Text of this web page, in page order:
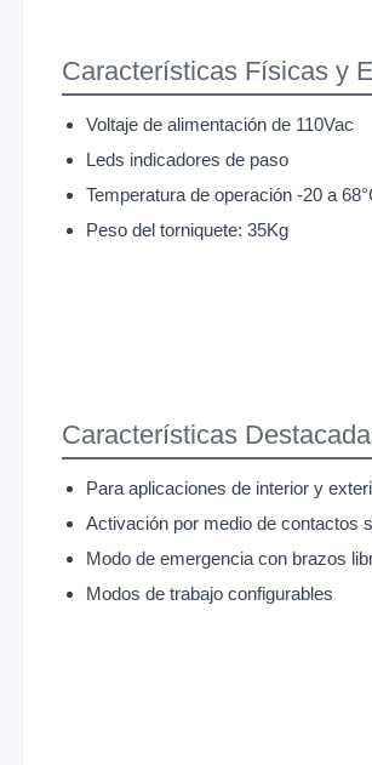
Características Físicas y
Voltaje de alimentación de 110Vac
Leds indicadores de paso
Temperatura de operación -20 a
Peso del torniquete: 35Kg
Características
Para aplicaciones de interior y
Activación por medio de contactos
Modo de emergencia con brazos
Modos de trabajo configurables